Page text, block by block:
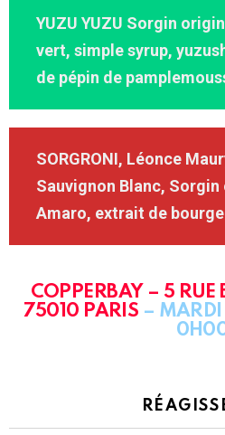
YUZU YUZU Sorgin
vert, simple syrup,
de pépin de
SORGRONI, Léonce
Sauvignon Blanc,
Amaro, extrait de
COPPERBAY – 5
75010 PARIS – MARDI